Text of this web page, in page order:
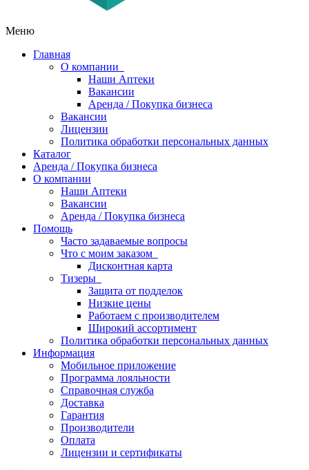
Меню
Главная
О компании
Наши Аптеки
Вакансии
Аренда / Покупка бизнеса
Вакансии
Лицензии
Политика обработки персональных данных
Каталог
Аренда / Покупка бизнеса
О компании
Наши Аптеки
Вакансии
Аренда / Покупка бизнеса
Помощь
Часто задаваемые вопросы
Что с моим заказом
Дисконтная карта
Тизеры
Защита от подделок
Низкие цены
Работаем с производителем
Широкий ассортимент
Политика обработки персональных данных
Информация
Мобильное приложение
Программа лояльности
Справочная служба
Доставка
Гарантия
Производители
Оплата
Лицензии и сертификаты